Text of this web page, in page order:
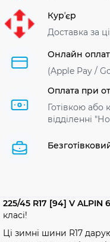
Курʼєр
Доставка за
Онлайн
(Apple Pay /
Оплата при
Готівкою або
відділенні
225/45 R17 [94] V ALPIN
класі!
Ці зимні шини R17